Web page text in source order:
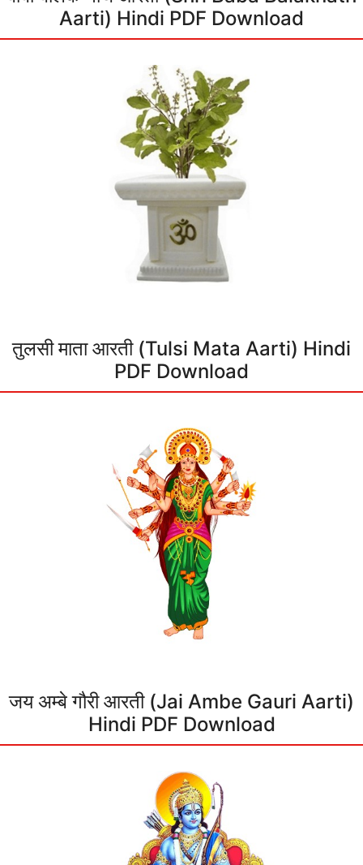
Aarti) Hindi PDF Download
तुलसी माता आरती (Tulsi Mata Aarti) Hindi
PDF Download
जय अम्बे गौरी आरती (Jai Ambe Gauri Aarti)
Hindi PDF Download